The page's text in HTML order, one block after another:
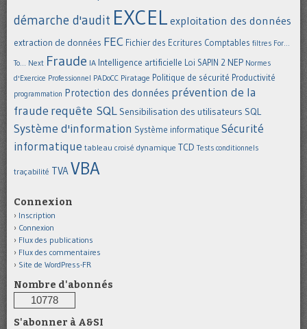
démarche d'audit EXCEL exploitation des données
extraction de données FEC Fichier des Ecritures Comptables filtres For...
To... Next Fraude IA Intelligence artificielle Loi SAPIN 2 NEP Normes
d'Exercice Professionnel PADoCC Piratage Politique de sécurité Productivité
programmation Protection des données prévention de la
fraude requête SQL Sensibilisation des utilisateurs SQL
Système d'information Système informatique Sécurité
informatique tableau croisé dynamique TCD Tests conditionnels
traçabilité TVAVBA
Connexion
Inscription
Connexion
Flux des publications
Flux des commentaires
Site de WordPress-FR
Nombre d'abonnés
10778
S'abonner à A&SI